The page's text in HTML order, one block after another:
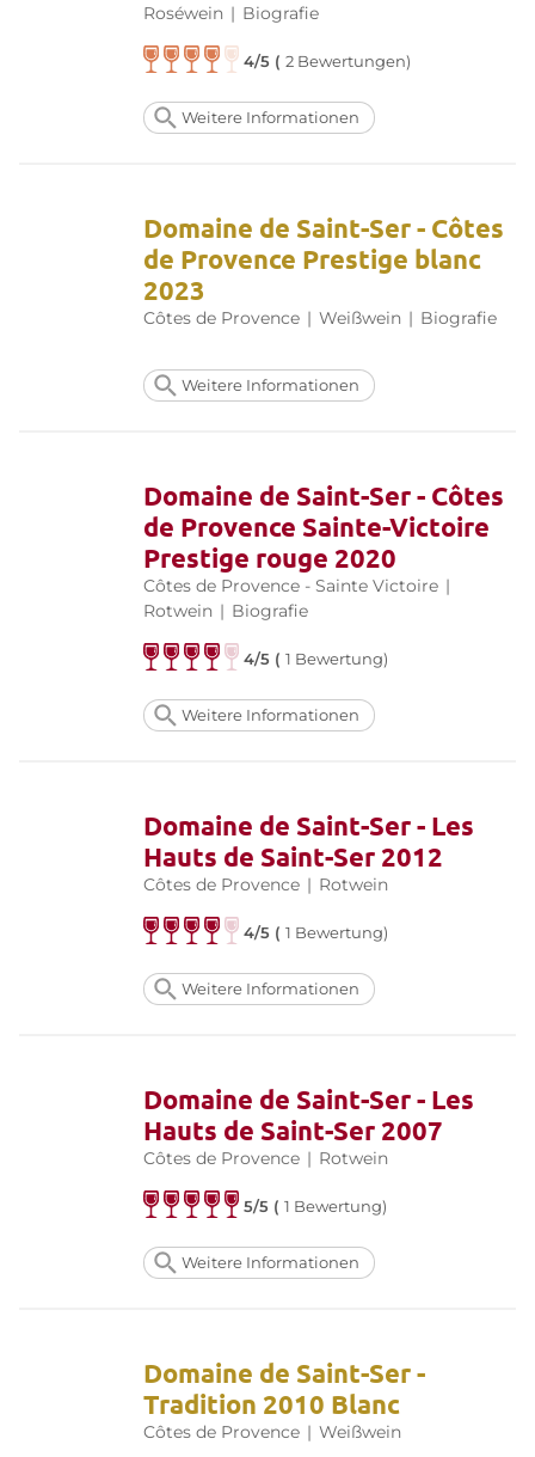
Roséwein | Biografie
4/5 (2 Bewertungen)
Weitere Informationen
Domaine de Saint-Ser - Côtes
de Provence Prestige blanc
2023
Côtes de Provence | Weißwein | Biografie
Weitere Informationen
Domaine de Saint-Ser - Côtes
de Provence Sainte-Victoire
Prestige rouge 2020
Côtes de Provence - Sainte Victoire |
Rotwein | Biografie
4/5 (1 Bewertung)
Weitere Informationen
Domaine de Saint-Ser - Les
Hauts de Saint-Ser 2012
Côtes de Provence | Rotwein
4/5 (1 Bewertung)
Weitere Informationen
Domaine de Saint-Ser - Les
Hauts de Saint-Ser 2007
Côtes de Provence | Rotwein
5/5 (1 Bewertung)
Weitere Informationen
Domaine de Saint-Ser -
Tradition 2010 Blanc
Côtes de Provence | Weißwein